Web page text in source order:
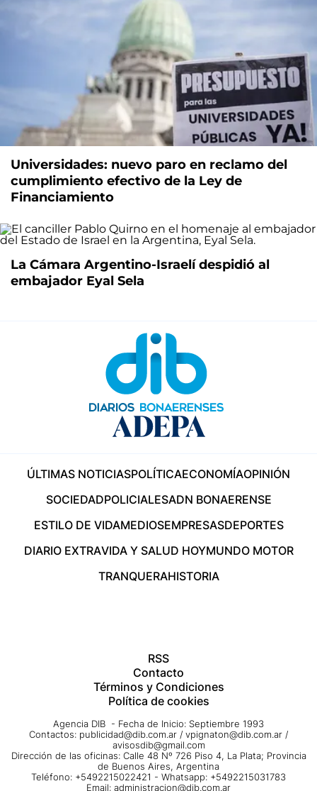
Universidades: nuevo paro en reclamo del
cumplimiento efectivo de la Ley de
Financiamiento
La Cámara Argentino-Israelí despidió al
embajador Eyal Sela
ÚLTIMAS NOTICIASPOLÍTICAECONOMÍAOPINIÓN
SOCIEDADPOLICIALESADN BONAERENSE
ESTILO DE VIDAMEDIOSEMPRESASDEPORTES
DIARIO EXTRAVIDA Y SALUD HOYMUNDO MOTOR
TRANQUERAHISTORIA
RSS
Contacto
Términos y Condiciones
Política de cookies
Agencia DIB - Fecha de Inicio: Septiembre 1993
Contactos: publicidad@dib.com.ar / vpignaton@dib.com.ar /
avisosdib@gmail.com
Dirección de las oficinas: Calle 48 Nº 726 Piso 4, La Plata; Provincia
de Buenos Aires, Argentina
Teléfono: +5492215022421 - Whatsapp: +5492215031783
Email: administracion@dib.com.ar